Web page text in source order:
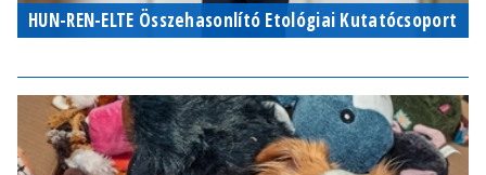
HUN-REN-ELTE Összehasonlító Etológiai Kutatócsoport